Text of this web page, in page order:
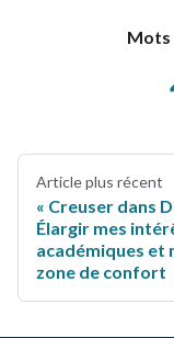
Mots
Article plus récent
Creuser dans
Élargir mes
académiques et
zone de confort